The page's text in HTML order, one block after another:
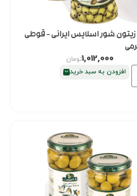
شور اسلایس ایرانی – قوطی
1,012,000تومان
افزودن به سبد خرید